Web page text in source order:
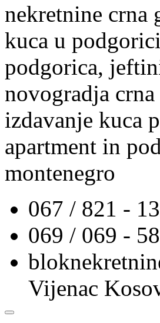
nekretnine crna
kuca u
podgorica,
novogradja
izdavanje kuca
apartment in
montenegro
067 / 821 -
069 / 069 -
Vijenac